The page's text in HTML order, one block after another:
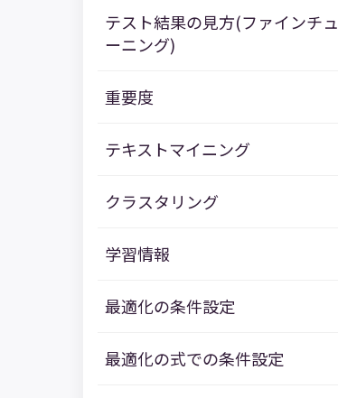
テスト結果の見方(ファインチュ
ーニング)
重要度
テキストマイニング
クラスタリング
学習情報
最適化の条件設定
最適化の式での条件設定